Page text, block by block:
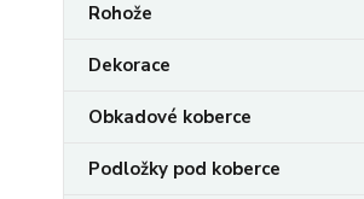
Rohože
Dekorace
Obkadové koberce
Podložky pod koberce